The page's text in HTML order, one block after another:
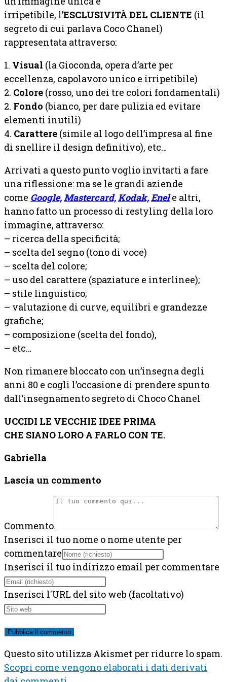
irripetibile, l’ESCLUSIVITÀ DEL CLIENTE (il
segreto di cui parlava Coco Chanel)
rappresentata attraverso:
1. Visual (la Gioconda, opera d’arte per
eccellenza, capolavoro unico e irripetibile)
2. Colore (rosso, uno dei tre colori fondamentali)
2. Fondo (bianco, per dare pulizia ed evitare
elementi inutili)
4. Carattere (simile al logo dell’impresa al fine
di snellire il design definitivo), etc…
Arrivati a questo punto voglio invitarti a fare
una riflessione: ma se le grandi aziende
come Google,Mastercard,Kodak,Enele altri,
hanno fatto un processo di restyling della loro
immagine, attraverso:
– ricerca della specificità;
– scelta del segno (tono di voce)
– scelta del colore;
– uso del carattere (spaziature e interlinee);
– stile linguistico;
– valutazione di curve, equilibri e grandezze
grafiche;
– composizione (scelta del fondo),
– etc…
Non rimanere bloccato con un’insegna degli
anni 80 e cogli l’occasione di prendere spunto
dall’insegnamento segreto di Choco Chanel
UCCIDI LE VECCHIE IDEE PRIMA
CHE SIANO LORO A FARLO CON TE.
Gabriella
Lascia un commento
Commento
Inserisci il tuo nome o nome utente per
commentare
Inserisci il tuo indirizzo email per commentare
Inserisci l'URL del sito web (facoltativo)
Questo sito utilizza Akismet per ridurre lo spam.
Scopri come vengono elaborati i dati derivati